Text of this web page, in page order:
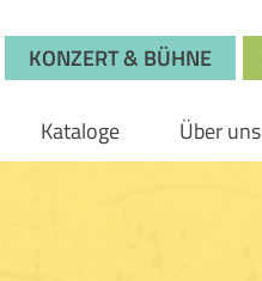
KONZERT & BÜHNE
Kataloge Über uns